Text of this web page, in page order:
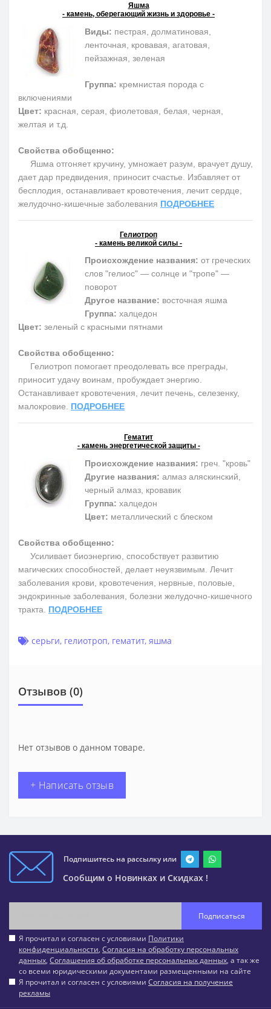
Яшма
- камень, оберегающий жизнь и здоровье -
Виды: пестрая, долматиновая,
ленточная, кровавая, агатовая,
пейзажная, зеленая
Группа: кремнистая порода с
включениями
Цвет: красная, серая, фиолетовая, белая, черная,
желтая и т.д.
Свойства обобщенно:
Яшма отгоняет кручину, умножает разум, врачует душу,
дает дар предвидения, приносит счастье. Избавляет от
бесплодия, останавливает кровотечения, лечит сердце,
желудочно-кишечные заболевания ПОДРОБНЕЕ
Гелиотроп
- камень великой силы -
Происхождение названия: от греческих
слов "гелиос" — солнце и "тропе" —
поворот
Другое название: восточная яшма
Группа: халцедон
Цвет: зеленый с красными пятнами
Свойства обобщенно:
Гелиотроп помогает преодолевать все преграды,
приносит удачу воинам, пробуждает энергию.
Останавливает кровотечения, лечит печень, селезенку,
малокровие. ПОДРОБНЕЕ
Гематит
- камень энергетической защиты -
Происхождение названия: греч. "кровь"
Другие названия: алмаз аляскинский,
черный алмаз, кровавик
Группа: халцедон
Цвет: металлический с блеском
Свойства обобщенно:
Усиливает биоэнергию, способствует развитию
магических способностей, делает неуязвимым. Лечит
заболевания крови, кровотечения, нервные, половые,
эндокринные заболевания, болезни желудочно-кишечного
тракта. ПОДРОБНЕЕ
серьги, гелиотроп, гематит, яшма
Отзывов (0)
Нет отзывов о данном товаре.
+ Написать отзыв
Подпишитесь на рассылку или
Сообщим о Новинках и Скидках !
Подписаться
Я прочитал и согласен с условиями Политики
конфиденциальности, Согласия на обработку персональных
данных, Соглашения об обработке персональных данных, а так же
со всеми юридическими документами размещенными на сайте
Я прочитал и согласен с условиями Согласия на получение
рекламы